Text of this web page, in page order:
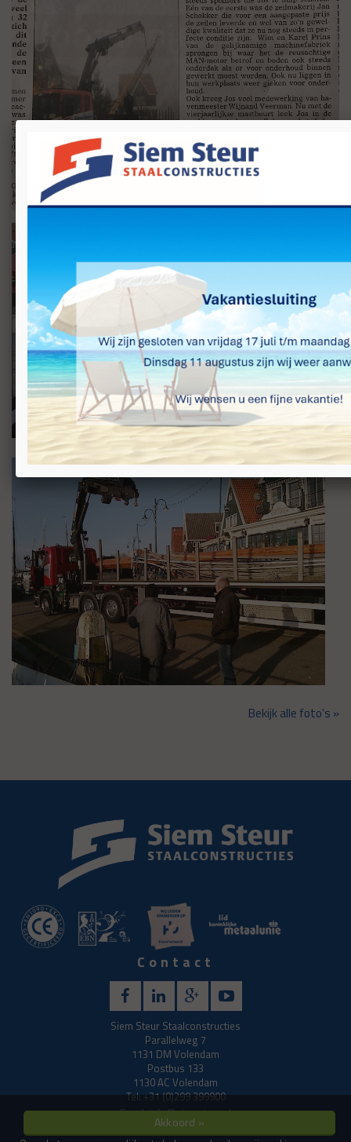
Bekijk alle foto's »
Contact
Siem Steur Staalconstructies
Parallelweg 7
1131 DM Volendam
Postbus 133
1130 AC Volendam
Tel: +31 (0)299 399900
Email:info@siemsteur.nl
Akkoord »